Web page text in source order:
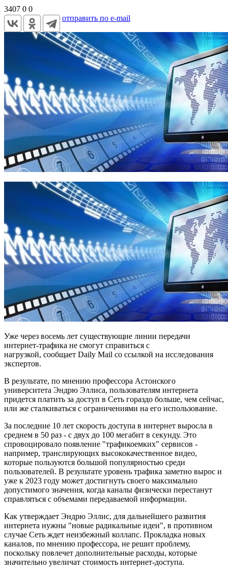
3407 0 0
отправить по e-mail
Уже через восемь лет существующие линии передачи
интернет-трафика не смогут справиться с
нагрузкой, сообщает Daily Mail со ссылкой на исследования
экспертов.
В результате, по мнению профессора Астонского
университета Эндрю Эллиса, пользователям интернета
придется платить за доступ в Сеть гораздо больше, чем сейчас,
или же сталкиваться с ограничениями на его использование.
За последние 10 лет скорость доступа в интернет выросла в
среднем в 50 раз - с двух до 100 мегабит в секунду. Это
спровоцировало появление "трафикоемких" сервисов -
например, транслирующих высококачественное видео,
которые пользуются большой популярностью среди
пользователей. В результате уровень трафика заметно вырос и
уже к 2023 году может достигнуть своего максимально
допустимого значения, когда каналы физически перестанут
справляться с объемами передаваемой информации.
Как утверждает Эндрю Эллис, для дальнейшего развития
интернета нужны "новые радикальные идеи", в противном
случае Сеть ждет неизбежный коллапс. Прокладка новых
каналов, по мнению профессора, не решит проблему,
поскольку повлечет дополнительные расходы, которые
значительно увеличат стоимость интернет-доступа.